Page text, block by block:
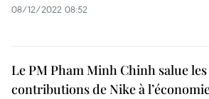
08/12/2022 08:52
Le PM Pham Minh Chinh salue les
contributions de Nike à